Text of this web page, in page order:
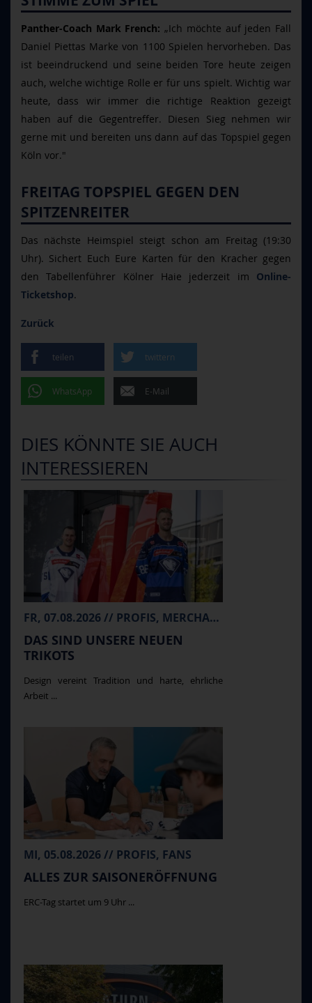
Panther-Coach Mark French: „Ich möchte auf jeden Fall
Daniel Piettas Marke von 1100 Spielen hervorheben. Das
ist beeindruckend und seine beiden Tore heute zeigen
auch, welche wichtige Rolle er für uns spielt. Wichtig war
heute, dass wir immer die richtige Reaktion gezeigt
haben auf die Gegentreffer. Diesen Sieg nehmen wir
gerne mit und bereiten uns dann auf das Topspiel gegen
Köln vor."
FREITAG TOPSPIEL GEGEN DEN
SPITZENREITER
Das nächste Heimspiel steigt schon am Freitag (19:30
Uhr). Sichert Euch Eure Karten für den Kracher gegen
den Tabellenführer Kölner Haie jederzeit im Online-
Ticketshop.
Zurück
teilen twittern
WhatsApp E-Mail
DIES KÖNNTE SIE AUCH
INTERESSIEREN
FR, 07.08.2026 // PROFIS, MERCHANDISE
DAS SIND UNSERE NEUEN
TRIKOTS
Design vereint Tradition und harte, ehrliche
Arbeit ...
MI, 05.08.2026 // PROFIS, FANS
ALLES ZUR SAISONERÖFFNUNG
ERC-Tag startet um 9 Uhr ...